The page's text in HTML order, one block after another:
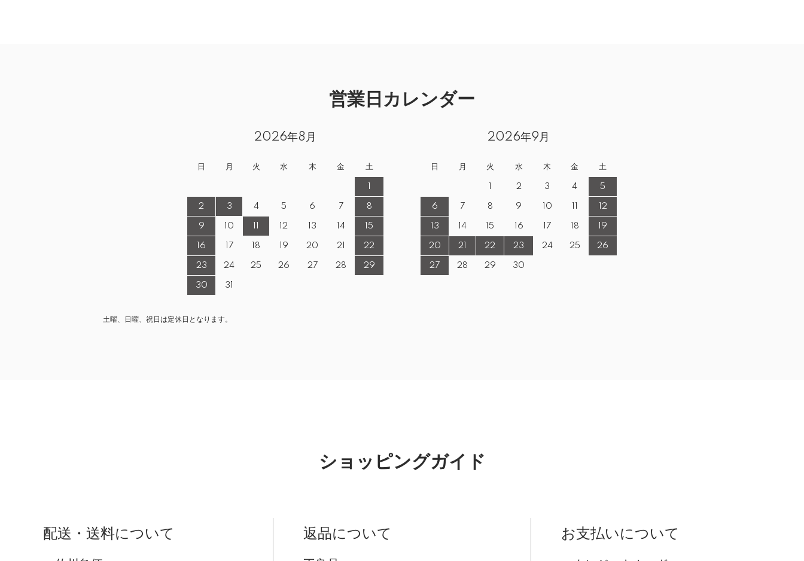
営業日カレンダー
2026年8月
日 月 火 水 木 金 土
2 3 4 5 6 7 8
9 10 12 13 14 15
16 17 18 19 20 21 22
23 24 25 26 27 28 29
30 31
2026年9月
日 月 火 水 木 金 土
2 3 4 5
6 7 8 9 10 12
13 14 15 16 17 18 19
20 21 22 23 24 25 26
27 28 29 30
土曜、日曜、祝日は定休日となります。
ショッピングガイド
配送・送料について 返品について お支払いについて